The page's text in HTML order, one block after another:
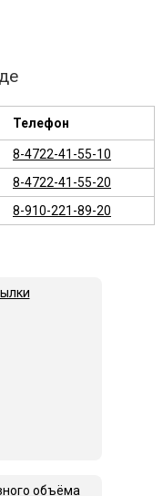
Телефон
8-4722-41-55-10
8-4722-41-55-20
8-910-221-89-20